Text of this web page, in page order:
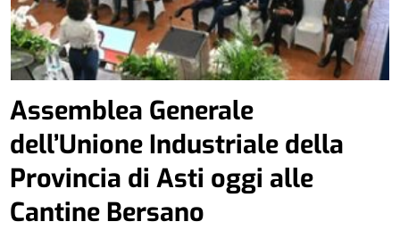
Assemblea Generale
dell’Unione Industriale della
Provincia di Asti oggi alle
Cantine Bersano